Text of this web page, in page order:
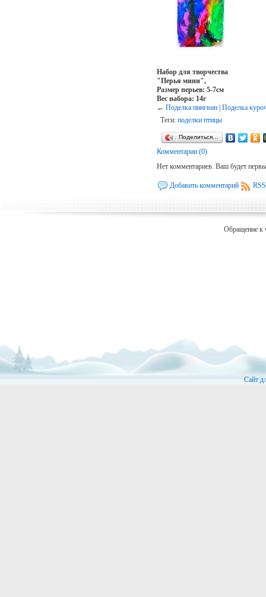
Набор для творчества
"Перья мини",
Размер перьев: 5-7см
Вес набора: 14г
← Поделка пингвин| Поделка
Теги: поделки птицы
Поделиться…
Комментарии (0)
Нет комментариев. Ваш будет
Добавить комментарий
Обращение к
Сайт